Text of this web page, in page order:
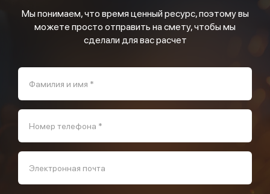
Мы понимаем, что время ценный ресурс, поэтому вы
можете просто отправить на смету, чтобы мы
сделали для вас расчет
Фамилия и имя *
Номер телефона *
Электронная почта